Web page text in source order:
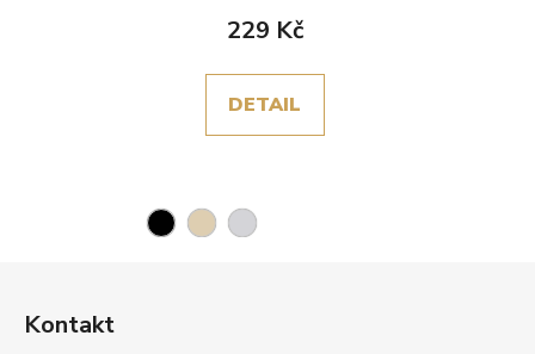
229 Kč
DETAIL
Kontakt